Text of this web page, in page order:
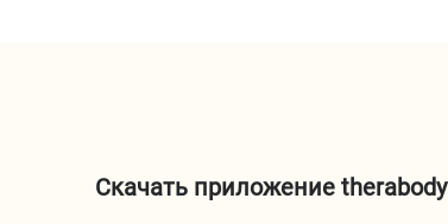
Скачать приложение therabody